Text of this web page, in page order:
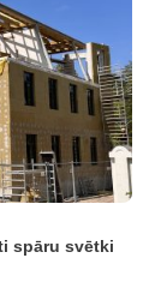
spāru svētki